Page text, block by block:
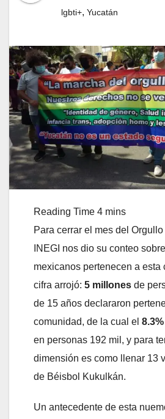
lgbti+, Yucatán
Para cerrar el mes del Orgullo
INEGI nos dio su conteo
mexicanos pertenecen a esta
cifra arrojó: 5 millones de
de 15 años declararon
comunidad, de la cual el
en personas 192 mil, y para
dimensión es como llenar 13
de Béisbol Kukulkán.
Un antecedente de esta